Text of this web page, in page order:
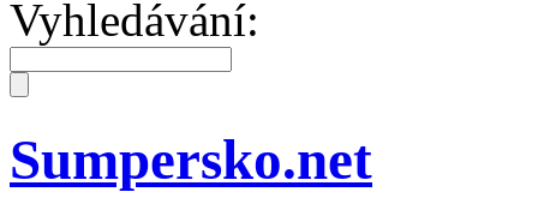
Vyhledávání:
Sumpersko.net